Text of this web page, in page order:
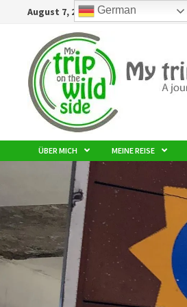
August 7, 2026
ÜBER MICH MEINE REISE
German